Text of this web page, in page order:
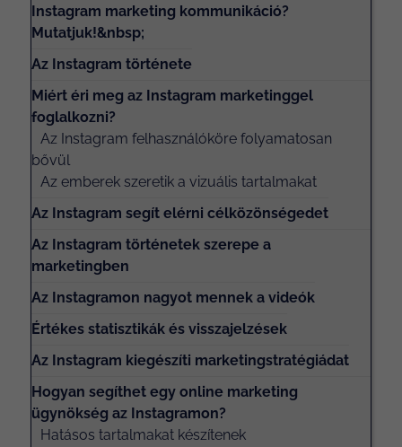
Instagram marketing kommunikáció?
Mutatjuk!&nbsp;
Az Instagram története
Miért éri meg az Instagram marketinggel
foglalkozni?
Az Instagram felhasználóköre folyamatosan
bővül
Az emberek szeretik a vizuális tartalmakat
Az Instagram segít elérni célközönségedet
Az Instagram történetek szerepe a
marketingben
Az Instagramon nagyot mennek a videók
Értékes statisztikák és visszajelzések
Az Instagram kiegészíti marketingstratégiádat
Hogyan segíthet egy online marketing
ügynökség az Instagramon?
Hatásos tartalmakat készítenek